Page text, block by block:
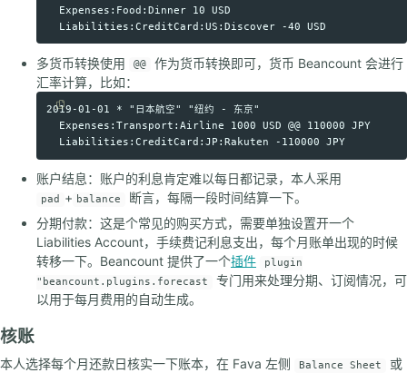
  Expenses:Food:Dinner 10 USD
多货币转换使用 @@
作为货币转换即可，货币 Beancount 会进行
汇率计算，比如：
Copy code
2019-01-01 * "日本航空" "纽约 - 东京"
  Expenses:Transport:Airline 1000 USD @@ 110000 JPY
  Liabilities:CreditCard:JP:Rakuten -110000 JPY
账户结息：账户的利息肯定难以每日都记录，本人采用
pad + balance
断言，每隔一段时间结算一下。
分期付款：这是个常见的购买方式，需要单独设置开一个
Liabilities Account，手续费记利息支出，每个月账单出现的时候
转移一下。Beancount 提供了一个插件
plugin
"beancount.plugins.forecast
专门用来处理分期、订阅情况，可
以用于每月费用的自动生成。
核账
本人选择每个月还款日核实一下账本，在 Fava 左侧 Balance Sheet
或